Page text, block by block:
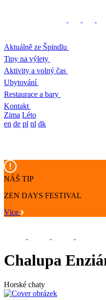
Aktuálně ze Špindlu
Tipy na výlety
Aktivity a volný čas
Ubytování
Restaurace a bary
Kontakt
Zima Léto
en de pl nl dk
NÁŠ TIP
ZEN DAYS FESTIVAL
Více
Chalupa
Horské chaty